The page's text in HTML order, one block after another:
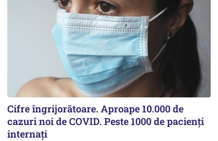
Cifre îngrijorătoare. Aproape 10.000 de
cazuri noi de COVID. Peste 1000 de pacienți
internați